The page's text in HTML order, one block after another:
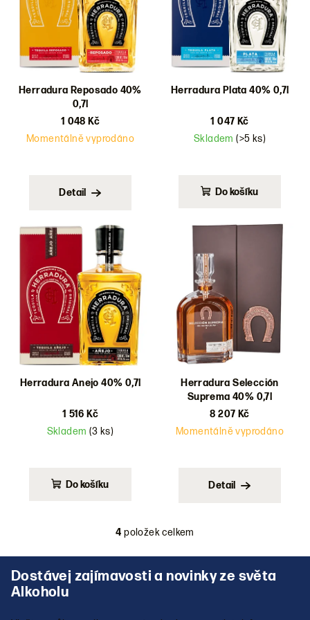
Herradura Reposado 40%
0,7l
1 048 Kč
Momentálně vyprodáno
Detail
Herradura Plata 40% 0,7l
1 047 Kč
Skladem(>5 ks)
Do košíku
Herradura Anejo 40% 0,7l
1 516 Kč
Skladem (3 ks)
Do košíku
Herradura Selección
Suprema 40% 0,7l
8 207 Kč
Momentálně vyprodáno
Detail
O
v
l
4 položek celkem